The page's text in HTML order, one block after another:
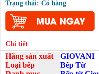
Trạng thái: Có hàng
Chi tiết
Hãng sản xuất
GIOVANI
Loại bếp
Bếp Từ